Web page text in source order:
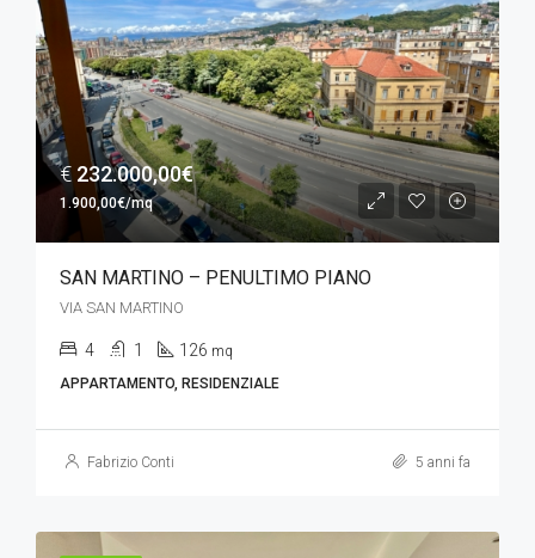
€ 232.000,00€
1.900,00€/mq
SAN MARTINO – PENULTIMO PIANO
VIA SAN MARTINO
4 1 126 mq
APPARTAMENTO, RESIDENZIALE
Fabrizio Conti 5 anni fa